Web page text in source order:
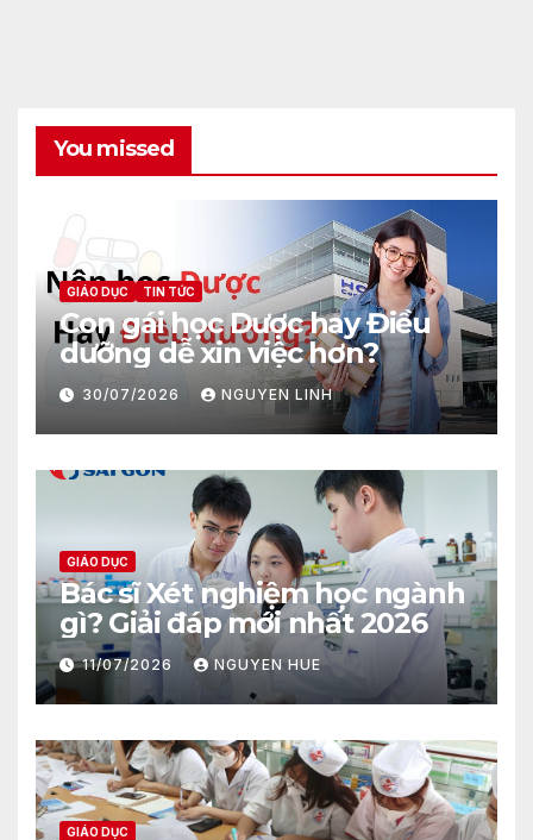
You missed
GIÁO DỤC TIN TỨC
Con gái học Dược hay Điều
dưỡng dễ xin việc hơn?
30/07/2026 NGUYEN LINH
GIÁO DỤC
Bác sĩ Xét nghiệm học ngành
gì? Giải đáp mới nhất 2026
11/07/2026 NGUYEN HUE
GIÁO DỤC